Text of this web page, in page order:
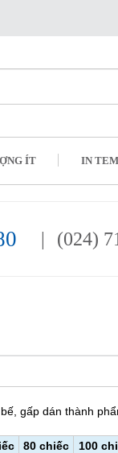
ÍT IN
(024)
gấp dán thành
80 chiếc 100